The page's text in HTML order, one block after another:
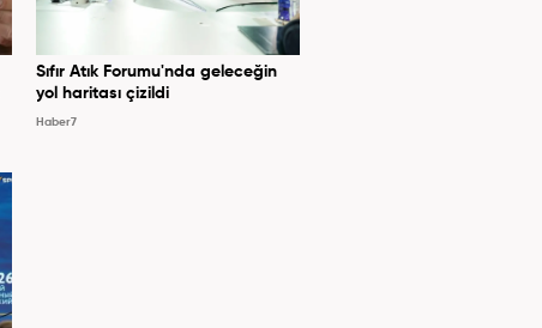
Sıfır Atık Forumu'nda geleceğin
yol haritası çizildi
Haber7